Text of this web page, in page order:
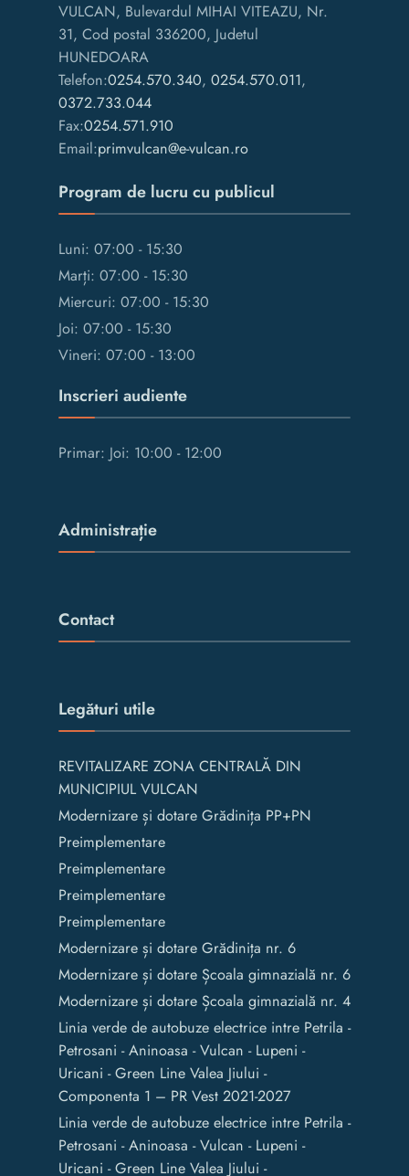
VULCAN, Bulevardul MIHAI VITEAZU, Nr.
31, Cod postal 336200, Judetul
HUNEDOARA
Telefon:0254.570.340, 0254.570.011,
0372.733.044
Fax:0254.571.910
Email:primvulcan@e-vulcan.ro
Program de lucru cu publicul
Luni: 07:00 - 15:30
Marți: 07:00 - 15:30
Miercuri: 07:00 - 15:30
Joi: 07:00 - 15:30
Vineri: 07:00 - 13:00
Inscrieri audiente
Primar: Joi: 10:00 - 12:00
Administrație
Contact
Legături utile
REVITALIZARE ZONA CENTRALĂ DIN
MUNICIPIUL VULCAN
Modernizare și dotare Grădinița PP+PN
Preimplementare
Preimplementare
Preimplementare
Preimplementare
Modernizare și dotare Grădinița nr. 6
Modernizare și dotare Școala gimnazială nr. 6
Modernizare și dotare Școala gimnazială nr. 4
Linia verde de autobuze electrice intre Petrila -
Petrosani - Aninoasa - Vulcan - Lupeni -
Uricani - Green Line Valea Jiului -
Componenta 1 – PR Vest 2021-2027
Linia verde de autobuze electrice intre Petrila -
Petrosani - Aninoasa - Vulcan - Lupeni -
Uricani - Green Line Valea Jiului -